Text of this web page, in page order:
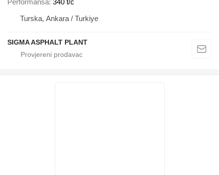
Performansa 340 t/č
Turska, Ankara / Turkiye
SIGMA ASPHALT PLANT